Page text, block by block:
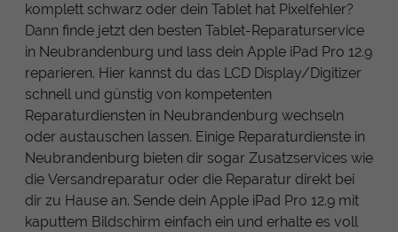
komplett schwarz oder dein Tablet hat Pixelfehler?
Dann finde jetzt den besten Tablet-Reparaturservice
in Neubrandenburg und lass dein Apple iPad Pro 12.9
reparieren. Hier kannst du das LCD Display/Digitizer
schnell und günstig von kompetenten
Reparaturdiensten in Neubrandenburg wechseln
oder austauschen lassen. Einige Reparaturdienste in
Neubrandenburg bieten dir sogar Zusatzservices wie
die Versandreparatur oder die Reparatur direkt bei
dir zu Hause an. Sende dein Apple iPad Pro 12.9 mit
kaputtem Bildschirm einfach ein und erhalte es voll